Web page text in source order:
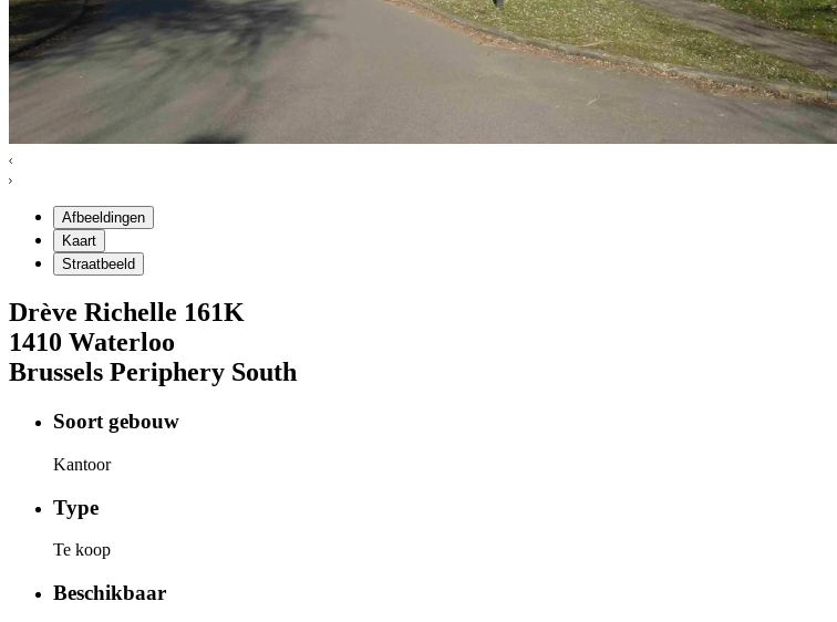
Afbeeldingen
Kaart
Straatbeeld
Drève Richelle 161K
1410 Waterloo
Brussels Periphery South
Soort gebouw
Kantoor
Type
Te koop
Beschikbaar